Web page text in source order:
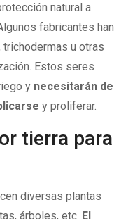
natural a
fabricantes han
trichodermas u otras
Estos seres
y necesitarán de
y proliferar.
tierra para
diversas plantas
árboles, etc. El